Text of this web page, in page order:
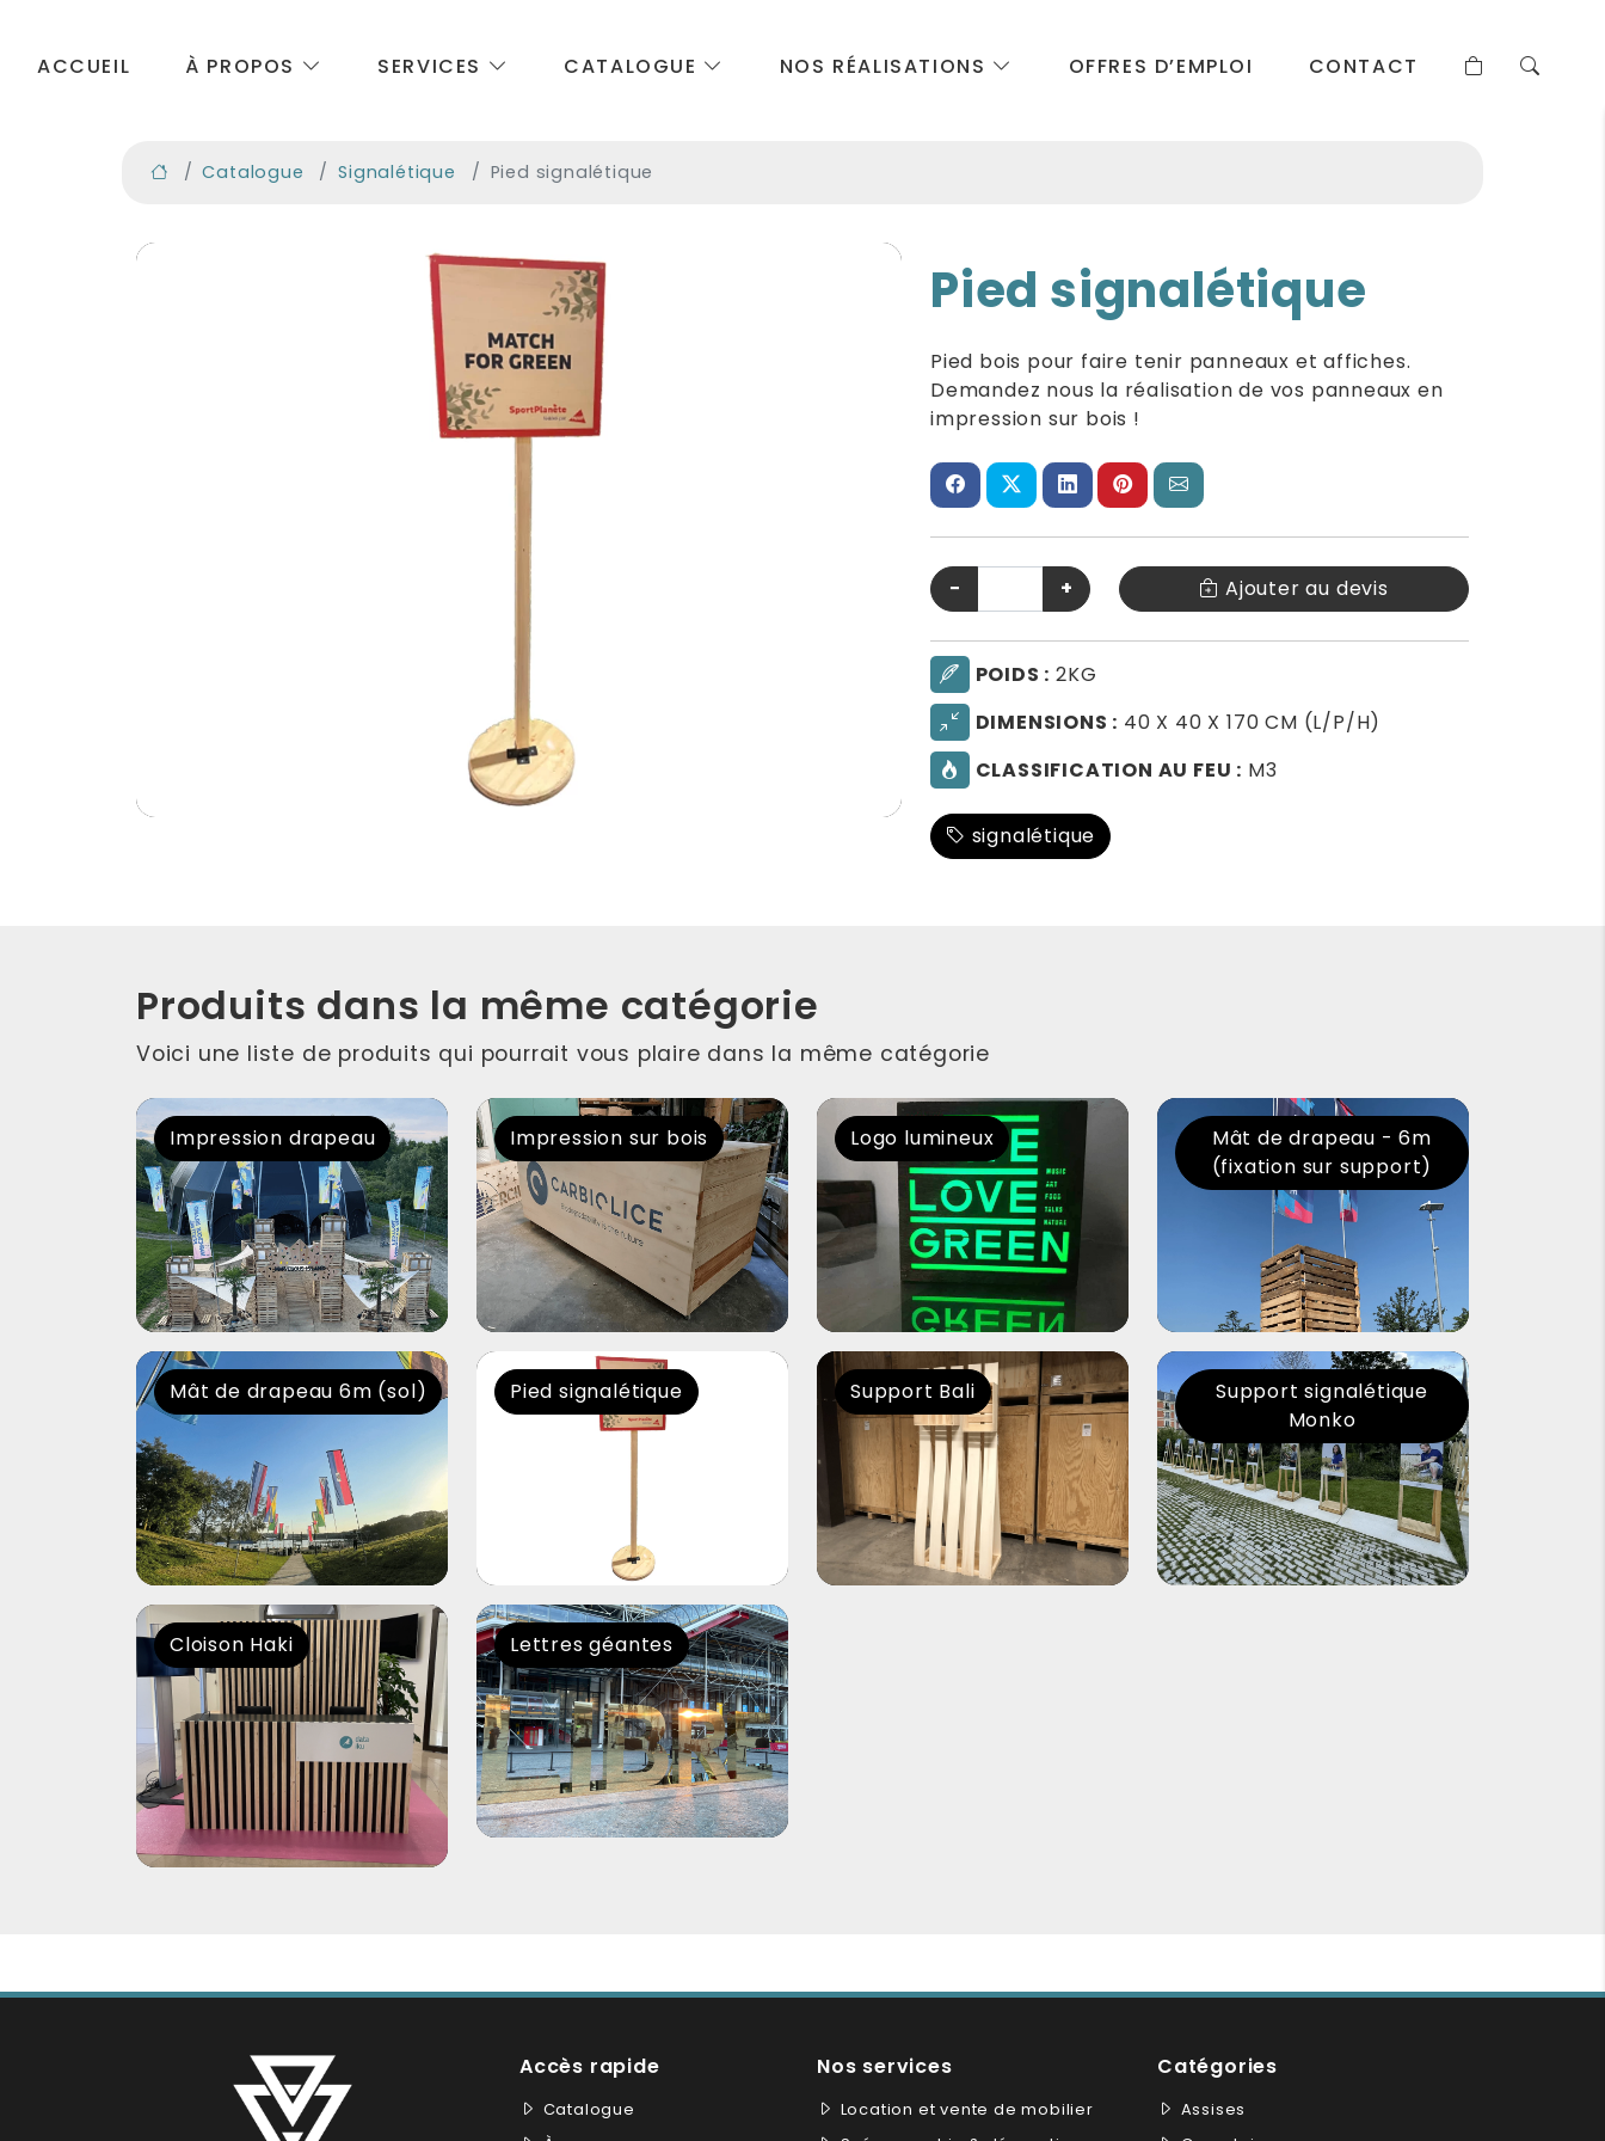
ACCUEIL À PROPOS SERVICES CATALOGUE NOS RÉALISATIONS OFFRES D’EMPLOI CONTACT
Catalogue Signalétique Pied signalétique
Pied signalétique
Pied bois pour faire tenir panneaux et affiches.
Demandez nous la réalisation de vos panneaux en
impression sur bois !
− + Ajouter au devis
POIDS : 2KG
DIMENSIONS : 40 X 40 X 170 CM (L/P/H)
CLASSIFICATION AU FEU : M3
signalétique
Produits dans la même catégorie
Voici une liste de produits qui pourrait vous plaire dans la même catégorie
Impression drapeau Impression sur bois Logo lumineux
Mât de drapeau - 6m
(fixation sur support)
Mât de drapeau 6m (sol) Pied signalétique Support Bali
Support signalétique
Monko
Cloison Haki Lettres géantes
Accès rapide
Catalogue
Nos services
Location et vente de mobilier
Catégories
Assises